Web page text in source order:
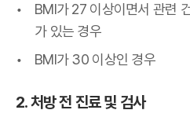
BMI가 27 이상이면서 관련
가 있는 경우
BMI가 30 이상인 경우
2. 처방 전 진료 및 검사